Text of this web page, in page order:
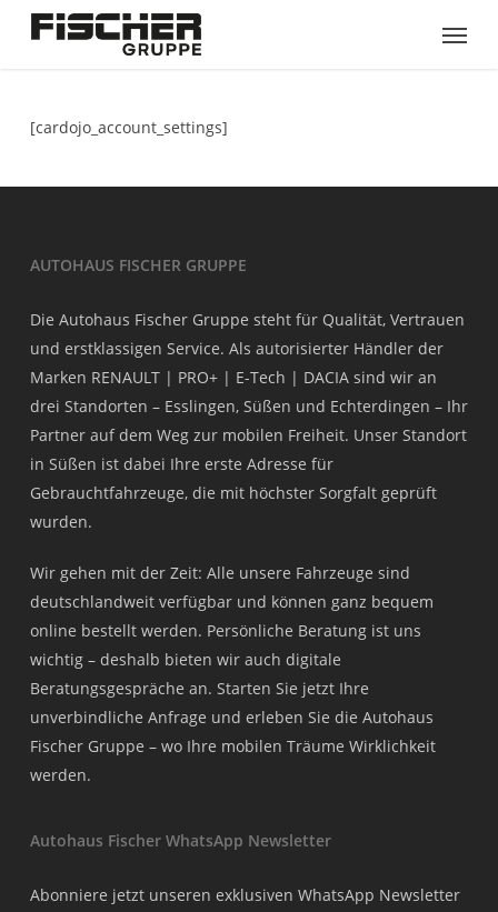
Menu
[cardojo_account_settings]
AUTOHAUS FISCHER GRUPPE
Die Autohaus Fischer Gruppe steht für Qualität, Vertrauen
und erstklassigen Service. Als autorisierter Händler der
Marken RENAULT | PRO+ | E-Tech | DACIA sind wir an
drei Standorten – Esslingen, Süßen und Echterdingen – Ihr
Partner auf dem Weg zur mobilen Freiheit. Unser Standort
in Süßen ist dabei Ihre erste Adresse für
Gebrauchtfahrzeuge, die mit höchster Sorgfalt geprüft
wurden.
Wir gehen mit der Zeit: Alle unsere Fahrzeuge sind
deutschlandweit verfügbar und können ganz bequem
online bestellt werden. Persönliche Beratung ist uns
wichtig – deshalb bieten wir auch digitale
Beratungsgespräche an. Starten Sie jetzt Ihre
unverbindliche Anfrage und erleben Sie die Autohaus
Fischer Gruppe – wo Ihre mobilen Träume Wirklichkeit
werden.
Autohaus Fischer WhatsApp Newsletter
Abonniere jetzt unseren exklusiven WhatsApp Newsletter